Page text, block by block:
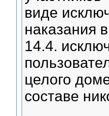
виде
наказания
14.4.
целого
составе